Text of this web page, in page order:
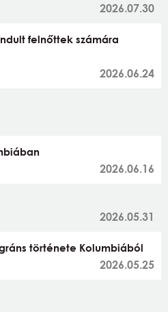
2026.07.30
felnőttek számára
2026.06.24
2026.06.16
2026.05.31
története Kolumbiából
2026.05.25